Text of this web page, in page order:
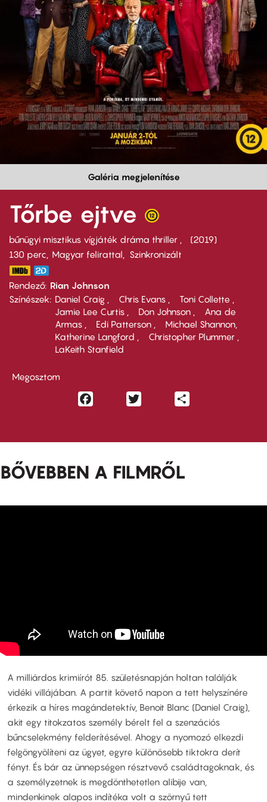
Galéria megjelenítése
Tőrbe ejtve
bűnügyi misztikus vígjáték dráma thriller
2019
130 perc,
Magyar felirattal Szinkronizált
Rendező Rian Johnson
Színészek
Daniel Craig Chris Evans
Toni Collette
Jamie Lee Curtis
Don Johnson
Ana de
Armas
Edi Patterson
Michael Shannon
Katherine Langford
Christopher Plummer
LaKeith Stanfield
Megosztom
Facebook
BŐVEBBEN A FILMRŐL
A milliárdos krimiírót 85. születésnapján holtan találják
vidéki villájában. A partit követő napon a tett helyszínére
érkezik a híres magándetektív, Benoit Blanc (Daniel Craig),
akit egy titokzatos személy bérelt fel a szenzációs
bűncselekmény felderítésével. Ahogy a nyomozó elkezdi
felgöngyölíteni az ügyet, egyre különösebb tiktokra derít
fényt. És bár az ünnepségen résztvevő családtagoknak, és
a személyzetnek is megdönthetetlen alibije van,
mindenkinek alapos indítéka volt a szörnyű tett